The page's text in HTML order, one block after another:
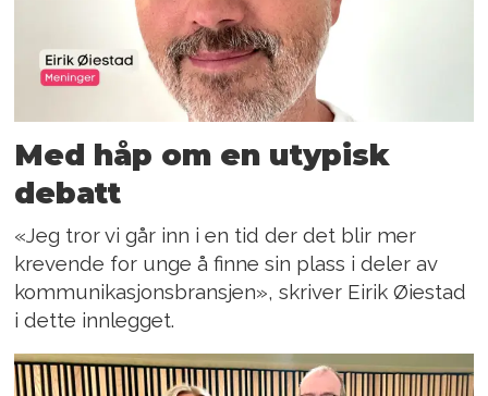
Med håp om en utypisk
debatt
«Jeg tror vi går inn i en tid der det blir mer
krevende for unge å finne sin plass i deler av
kommunikasjonsbransjen», skriver Eirik Øiestad
i dette innlegget.